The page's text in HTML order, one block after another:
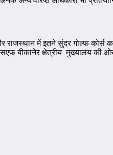
राजस्थान में इतने सुंदर गोल्फ
बीकानेर क्षेत्रीय मुख्यालय